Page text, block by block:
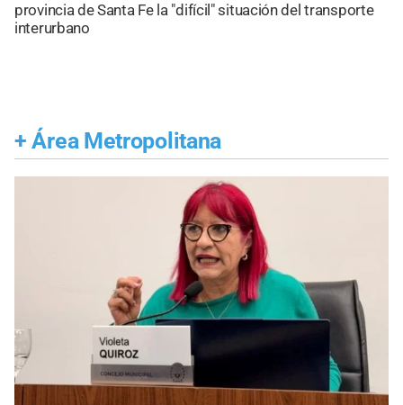
provincia de Santa Fe la "difícil" situación del transporte
interurbano
+ Área Metropolitana